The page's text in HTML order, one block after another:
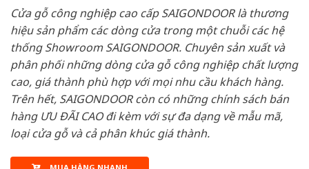
Cửa gỗ công nghiệp cao cấp SAIGONDOOR là thương
hiệu sản phẩm các dòng cửa trong một chuỗi các hệ
thống Showroom SAIGONDOOR. Chuyên sản xuất và
phân phối những dòng cửa gỗ công nghiệp chất lượng
cao, giá thành phù hợp với mọi nhu cầu khách hàng.
Trên hết, SAIGONDOOR còn có những chính sách bán
hàng ƯU ĐÃI CAO đi kèm với sự đa dạng về mẫu mã,
loại cửa gỗ và cả phân khúc giá thành.